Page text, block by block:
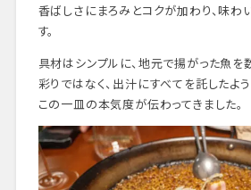
香ばしさにまろみとコクが加わり、味わ
す。
具材はシンプルに、地元で揚がった魚を
彩りではなく、出汁にすべてを託したよ
この一皿の本気度が伝わってきました。